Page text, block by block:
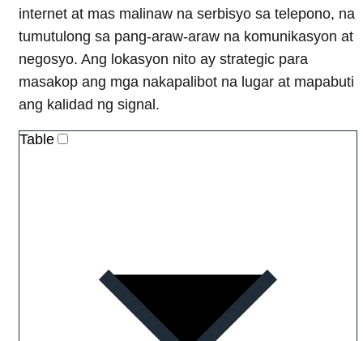
internet at mas malinaw na serbisyo sa telepono, na
tumutulong sa pang-araw-araw na komunikasyon at
negosyo. Ang lokasyon nito ay strategic para
masakop ang mga nakapalibot na lugar at mapabuti
ang kalidad ng signal.
Table